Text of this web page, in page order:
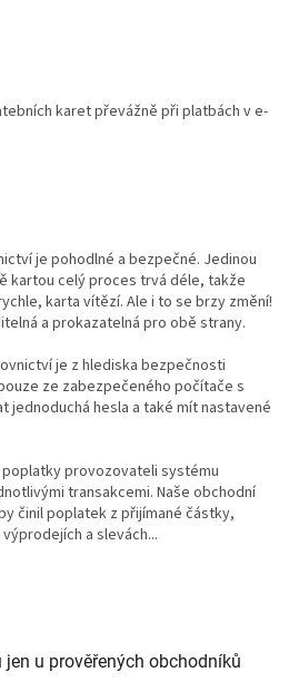
karet převážně při platbách v e-
je pohodlné a bezpečné. Jedinou
kartou celý proces trvá déle, takže
karta vítězí. Ale i to se brzy změní!
a prokazatelná pro obě strany.
je z hlediska bezpečnosti
ze zabezpečeného počítače s
jednoduchá hesla a také mít nastavené
provozovateli systému
transakcemi. Naše obchodní
činil poplatek z přijímané částky,
a slevách...
u prověřených obchodníků